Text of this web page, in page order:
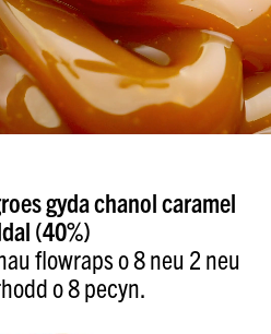
gyda chanol caramel
(40%)
flowraps o 8 neu 2 neu
o 8 pecyn.